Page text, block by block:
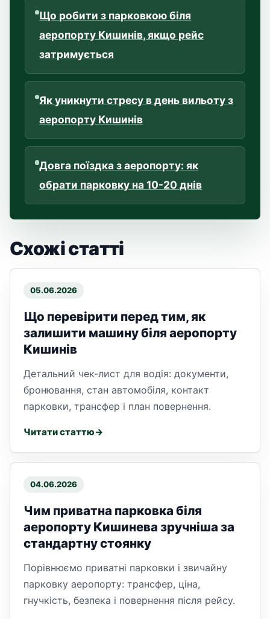
Що робити з парковкою біля
аеропорту Кишинів, якщо рейс
затримується
Як уникнути стресу в день вильоту з
аеропорту Кишинів
Довга поїздка з аеропорту: як
обрати парковку на 10-20 днів
Схожі статті
05.06.2026
Що перевірити перед тим, як
залишити машину біля аеропорту
Кишинів
Детальний чек-лист для водія: документи,
бронювання, стан автомобіля, контакт
парковки, трансфер і план повернення.
Читати статтю
04.06.2026
Чим приватна парковка біля
аеропорту Кишинева зручніша за
стандартну стоянку
Порівнюємо приватні парковки і звичайну
парковку аеропорту: трансфер, ціна,
гнучкість, безпека і повернення після рейсу.